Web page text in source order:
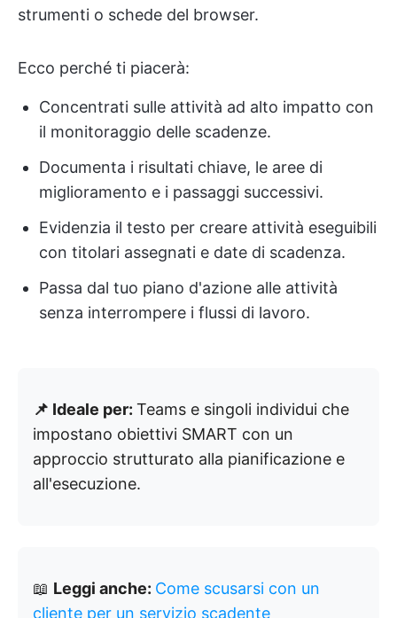
strumenti o schede del browser.
Ecco perché ti piacerà:
Concentrati sulle attività ad alto impatto con
il monitoraggio delle scadenze.
Documenta i risultati chiave, le aree di
miglioramento e i passaggi successivi.
Evidenzia il testo per creare attività eseguibili
con titolari assegnati e date di scadenza.
Passa dal tuo piano d'azione alle attività
senza interrompere i flussi di lavoro.
📌 Ideale per: Teams e singoli individui che
impostano obiettivi SMART con un
approccio strutturato alla pianificazione e
all'esecuzione.
📖 Leggi anche: Come scusarsi con un
cliente per un servizio scadente